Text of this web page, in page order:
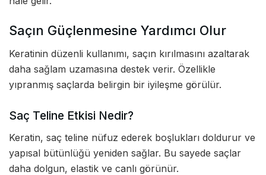
Saçın Güçlenmesine Yardımcı Olur
Keratinin düzenli kullanımı, saçın kırılmasını azaltarak
daha sağlam uzamasına destek verir. Özellikle
yıpranmış saçlarda belirgin bir iyileşme görülür.
Saç Teline Etkisi Nedir?
Keratin, saç teline nüfuz ederek boşlukları doldurur ve
yapısal bütünlüğü yeniden sağlar. Bu sayede saçlar
daha dolgun, elastik ve canlı görünür.